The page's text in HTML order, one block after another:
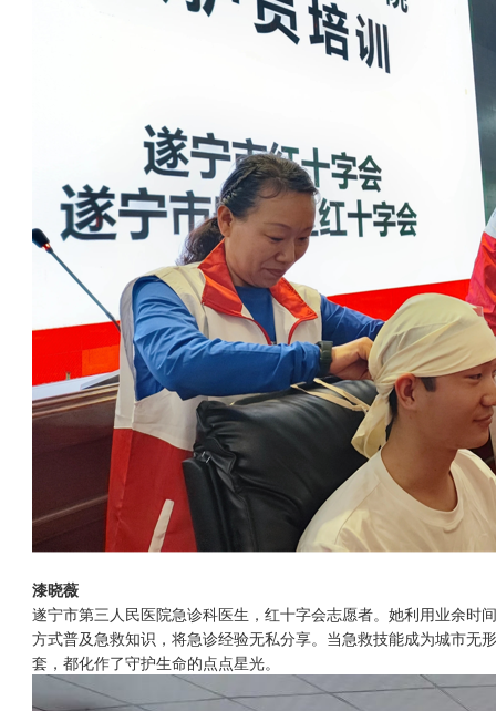
漆晓薇
遂宁市第三人民医院急诊科医生，红十字会志愿者。她利用业余
方式普及急救知识，将急诊经验无私分享。当急救技能成为城市
套，都化作了守护生命的点点星光。